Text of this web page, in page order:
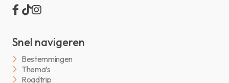
Snel navigeren
Bestemmingen
Thema’s
Roadtrip